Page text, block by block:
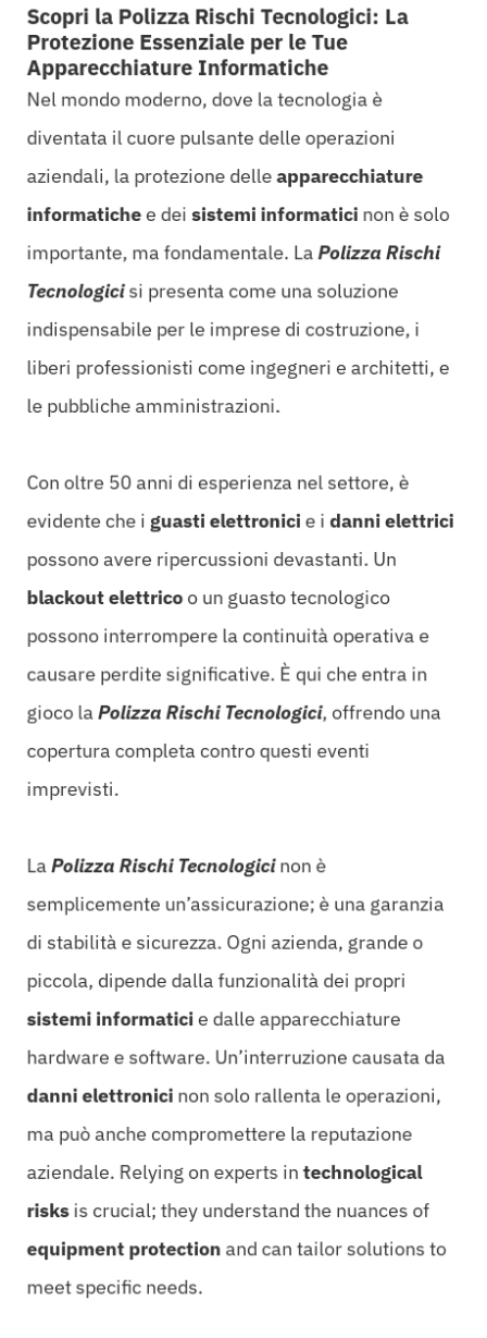
Scopri la Polizza Rischi Tecnologici: La
Protezione Essenziale per le Tue
Apparecchiature Informatiche
Nel mondo moderno, dove la tecnologia è
diventata il cuore pulsante delle operazioni
aziendali, la protezione delleapparecchiature
informatichee deisistemi informatici non è solo
importante, ma fondamentale. LaPolizza Rischi
Tecnologicisi presenta come una soluzione
indispensabile per le imprese di costruzione, i
liberi professionisti come ingegneri e architetti, e
le pubbliche amministrazioni.
Con oltre 50 anni di esperienza nel settore, è
evidente che i guasti elettronici e idanni elettrici
possono avere ripercussioni devastanti. Un
blackout elettricoo un guasto tecnologico
possono interrompere la continuità operativa e
causare perdite significative. È qui che entra in
gioco laPolizza Rischi Tecnologici, offrendo una
copertura completa contro questi eventi
imprevisti.
LaPolizza Rischi Tecnologicinon è
semplicemente un’assicurazione; è una garanzia
di stabilità e sicurezza. Ogni azienda, grande o
piccola, dipende dalla funzionalità dei propri
sistemi informaticie dalle apparecchiature
hardware e software. Un’interruzione causata da
danni elettronici non solo rallenta le operazioni,
ma può anche compromettere la reputazione
aziendale. Relying on experts intechnological
risksis crucial; they understand the nuances of
equipment protection and can tailor solutions to
meet specific needs.